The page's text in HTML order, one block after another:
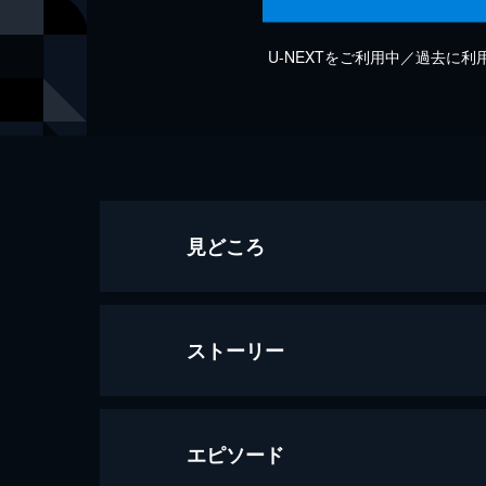
U-NEXTをご利用中／過去に利
見どころ
ストーリー
エピソード